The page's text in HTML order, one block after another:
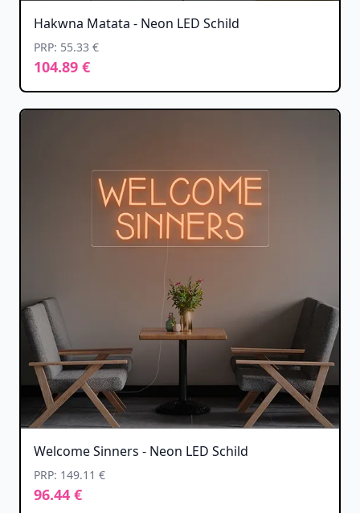
Hakwna Matata - Neon LED Schild
PRP: 55.33 €
104.89 €
Welcome Sinners - Neon LED Schild
PRP: 149.11 €
96.44 €